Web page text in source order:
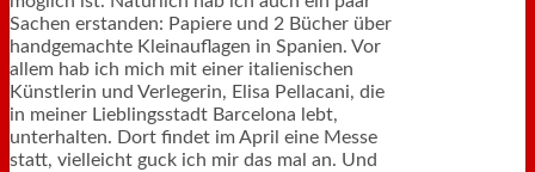
Sachen erstanden: Papiere und 2 Bücher über
handgemachte Kleinauflagen in Spanien. Vor
allem hab ich mich mit einer italienischen
Künstlerin und Verlegerin, Elisa Pellacani, die
in meiner Lieblingsstadt Barcelona lebt,
unterhalten. Dort findet im April eine Messe
statt, vielleicht guck ich mir das mal an. Und